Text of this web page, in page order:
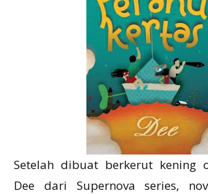
Setelah dibuat berkerut kening
Dee dari Supernova series,